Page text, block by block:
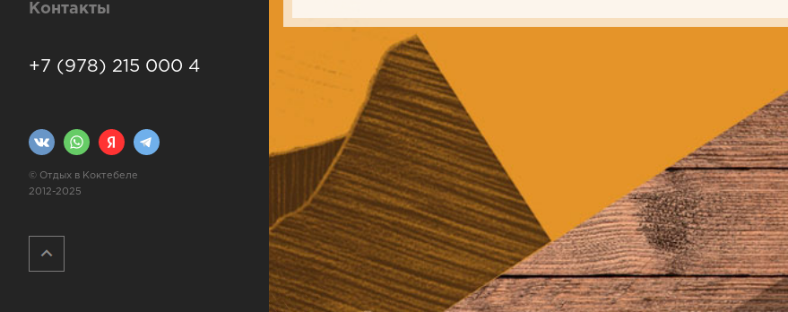
Контакты
+7 (978) 215 000 4
© Отдых в Коктебеле
2012-2025